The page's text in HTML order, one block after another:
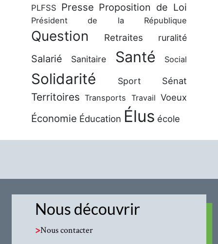
PLFSS Presse Proposition de Loi
Président de la République
Question Retraites ruralité
Salarié Sanitaire Santé Social
Solidarité Sport Sénat
Territoires Transports Travail Voeux
Économie Éducation Élus école
Nous découvrir
>Nous contacter